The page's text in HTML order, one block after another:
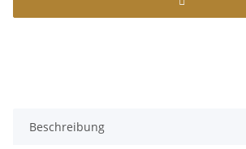
Beschreibung